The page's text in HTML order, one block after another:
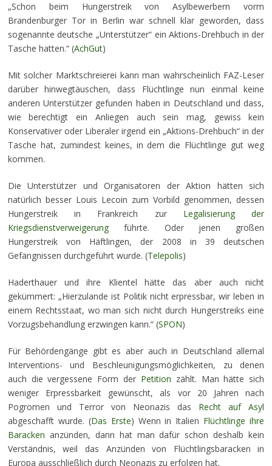
„Schon beim Hungerstreik von Asylbewerbern vorm
Brandenburger Tor in Berlin war schnell klar geworden, dass
sogenannte deutsche „Unterstützer“ ein Aktions-Drehbuch in der
Tasche hatten.“ (AchGut)
Mit solcher Marktschreierei kann man wahrscheinlich FAZ-Leser
darüber hinwegtäuschen, dass Flüchtlinge nun einmal keine
anderen Unterstützer gefunden haben in Deutschland und dass,
wie berechtigt ein Anliegen auch sein mag, gewiss kein
Konservativer oder Liberaler irgend ein „Aktions-Drehbuch“ in der
Tasche hat, zumindest keines, in dem die Flüchtlinge gut weg
kommen.
Die Unterstützer und Organisatoren der Aktion hätten sich
natürlich besser Louis Lecoin zum Vorbild genommen, dessen
Hungerstreik in Frankreich zur Legalisierung der
Kriegsdienstverweigerungführte. Oder jenen großen
Hungerstreik von Häftlingen, der 2008 in 39 deutschen
Gefängnissen durchgeführt wurde. (Telepolis)
Haderthauer und ihre Klientel hätte das aber auch nicht
gekümmert: „Hierzulande ist Politik nicht erpressbar, wir leben in
einem Rechtsstaat, wo man sich nicht durch Hungerstreiks eine
Vorzugsbehandlung erzwingen kann.“ (SPON)
Für Behördengänge gibt es aber auch in Deutschland allemal
Interventions- und Beschleunigungsmöglichkeiten, zu denen
auch die vergessene Form der Petition zählt. Man hätte sich
weniger Erpressbarkeit gewünscht, als vor 20 Jahren nach
Pogromen und Terror von Neonazis das Recht auf Asyl
abgeschafft wurde. (Das Erste) Wenn in Italien Flüchtlinge ihre
Baracken anzünden, dann hat man dafür schon deshalb kein
Verständnis, weil das Anzünden von Flüchtlingsbaracken in
Europa ausschließlich durch Neonazis zu erfolgen hat.